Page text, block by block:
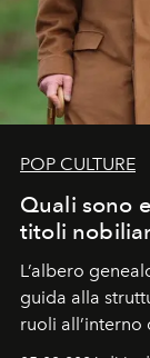
POP CULTURE
Quali sono
titoli
L’albero
guida alla
ruoli all’interno